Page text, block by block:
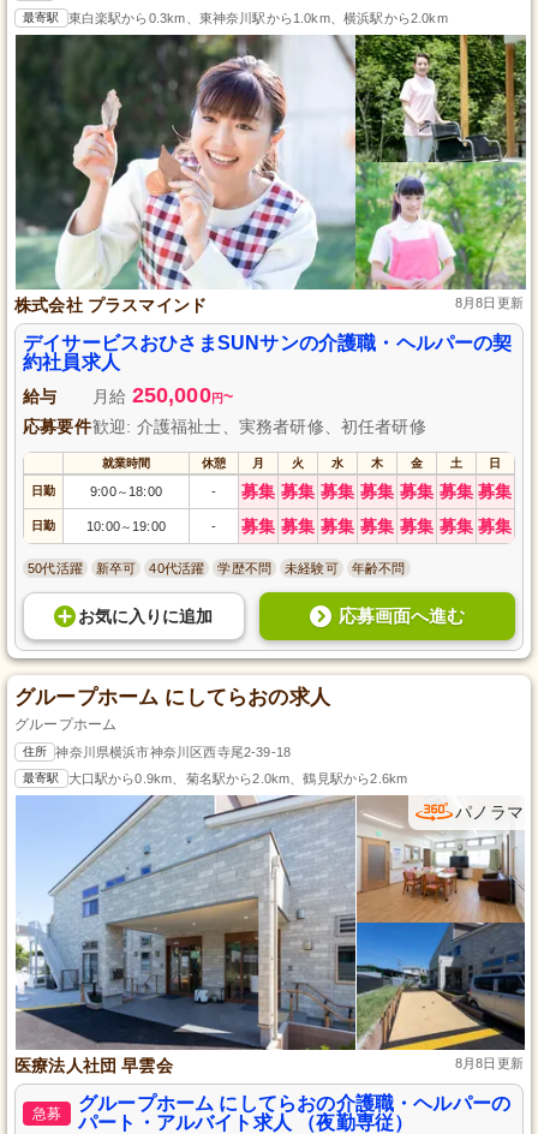
最寄駅 東白楽駅から0.3km、東神奈川駅から1.0km、横浜駅から2.0km
株式会社 プラスマインド 8月8日更新
デイサービスおひさまSUNサンの介護職・ヘルパーの契
約社員求人
給与 月給 250,000円~
応募要件歓迎: 介護福祉士、実務者研修、初任者研修
就業時間 休憩 月 火 水 木 金 土 日
日勤 9:00～ 18:00 - 募集 募集 募集 募集 募集 募集 募集
日勤 10:00～ 19:00 - 募集 募集 募集 募集 募集 募集 募集
50代活躍 新卒可 40代活躍 学歴不問 未経験可 年齢不問
お気に入り に追加 応募画面へ進む
グループホーム にしてらおの求人
グループホーム
住所 神奈川県横浜市神奈川区西寺尾2-39-18
最寄駅 大口駅から0.9km、菊名駅から2.0km、鶴見駅から2.6km
パノラマ
医療法人社団 早雲会 8月8日更新
急募
グループホーム にしてらおの介護職・ヘルパーの
パート・アルバイト求人 （夜勤専従）